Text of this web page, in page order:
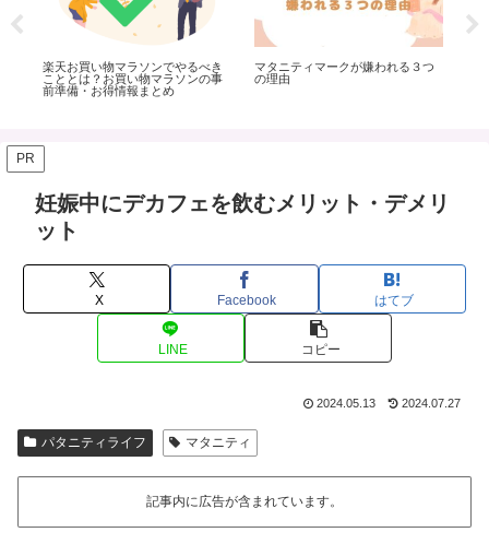
楽天お買い物マラソンでやるべき
こととは？お買い物マラソンの事
前準備・お得情報まとめ
マタニティマークが嫌われる３つ
の理由
PR
妊娠中にデカフェを飲むメリット・デメリ
ット
X Facebook はてブ
LINE コピー
2024.05.13 2024.07.27
パタニティライフ マタニティ
記事内に広告が含まれています。